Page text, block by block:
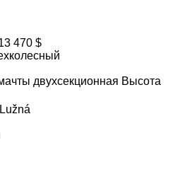
470 $
двухсекционная Высота